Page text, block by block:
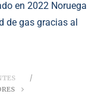
en 2022 Noruega
de gas gracias al